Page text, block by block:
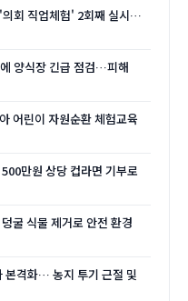
회 직업체험' 2회째 실시…
양식장 긴급 점검…피해
어린이 자원순환 체험교육
만원 상당 컵라면 기부로
굴 식물 제거로 안전 환경
본격화… 농지 투기 근절 및